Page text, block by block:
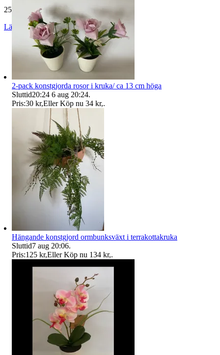
25 809 omdömen
Läs omdömen Följ
2-pack konstgjorda rosor i kruka/ ca 13 cm höga
Sluttid20:24 6 aug 20:24.
Pris:30 kr,Eller Köp nu 34 kr,.
Hängande konstgjord ormbunksväxt i terrakottakruka
Sluttid7 aug 20:06.
Pris:125 kr,Eller Köp nu 134 kr,.